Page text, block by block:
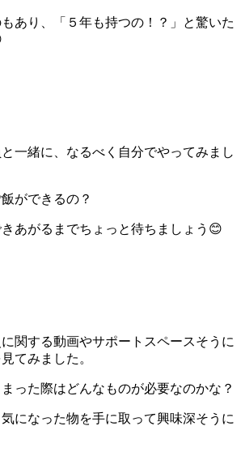
あり、「５年も持つの！？」と驚いた
一緒に、なるべく自分でやってみまし
ができるの？
あがるまでちょっと待ちましょう😊
関する動画やサポートスペースそうに
てみました。
った際はどんなものが必要なのかな？
になった物を手に取って興味深そうに